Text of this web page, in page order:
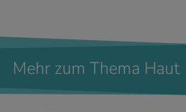
Mehr zum Thema Haut